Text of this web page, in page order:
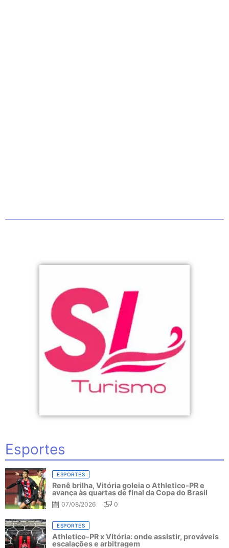
Esportes
ESPORTES
Renê brilha, Vitória goleia o Athletico-PR e
avança às quartas de final da Copa do Brasil
07/08/2026 0
ESPORTES
Athletico-PR x Vitória: onde assistir, prováveis
escalações e arbitragem